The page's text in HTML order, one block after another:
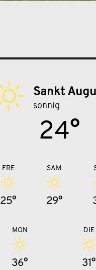
Sankt
sonnig
24°
FRE
25°
SAM
29°
MON
36°
DIE
31°